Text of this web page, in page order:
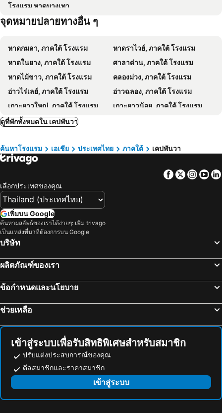
The Royal P Phuket
S.B. Living Place
Ramada Plaza by Wyndham Chao Fah
Wyndham Grand Nai Harn Beach Phuket
AJ Residence
Hotel IKON Phuket
Blu Monkey Bed & Breakfast Phuket
Phuket Emerald Beach Resort
Quip Bed & Breakfast
โรงแรมชิโน เฮาส์ ภูเก็ต
Mr. Ohs Sea View Villa Resort
โรงแรมแคนทารี เบย์ ภูเก็ต
The Pixel Panwa
ดาวิน่า บีช โฮม
X10 Seaview Suite Panwa Beach
Veranda Resort Phuket, Autograph Collection
Andaman Sea Best Pool Access and Villas
Hotel Rattana Residence
Montree Phuket Hotel
เดอะปาล์มเรสซิเดนซ์
Good Day Phuket Boutique Bed & Breakfast
โอเอซิส วิลล่า
บ้านหนึ่ง แอต กะทู้
กมลาภูใหญ่รีสอร์ท
สโมสรขี่ม้าภูเก็ตบางเทา
ซอยรมณีย์
อ่าวมาหยา
สวนสัตว์ภูเก็ต
เกาะห้อง
โรงแรม หาดบางเทา
จุดหมายปลายทางอื่น ๆ
หาดกมลา, ภาคใต้ โรงแรม
หาดราไวย์, ภาคใต้ โรงแรม
หาดในยาง, ภาคใต้ โรงแรม
ศาลาด่าน, ภาคใต้ โรงแรม
หาดไม้ขาว, ภาคใต้ โรงแรม
คลองม่วง, ภาคใต้ โรงแรม
อ่าวไร่เลย์, ภาคใต้ โรงแรม
อ่าวฉลอง, ภาคใต้ โรงแรม
เกาะยาวใหญ่, ภาคใต้ โรงแรม
เกาะยาวน้อย, ภาคใต้ โรงแรม
หาดกะตะน้อย, ภาคใต้ โรงแรม
หาดในทอน, ภาคใต้ โรงแรม
หาดในหาน, ภาคใต้ โรงแรม
เกาะนาคาใหญ่, ภาคใต้ โรงแรม
หน้าทอน, ภาคใต้ โรงแรม
หาดใหญ่, ภาคใต้ โรงแรม
สงขลา, ภาคใต้ โรงแรม
พัทลุง, ภาคใต้ โรงแรม
เกาะเหลาเหลียง, ภาคใต้ โรงแรม
เชียงใหม่, ภาคเหนือ โรงแรม
กาญจนบุรี, ภาคกลาง โรงแรม
ดูที่พักทั้งหมดใน เคปพันวา
ค้นหาโรงแรม เอเชีย ประเทศไทย ภาคใต้ เคปพันวา
Facebook
Twitter
เลือกประเทศของคุณ
เพิ่มบน Google
ค้นหาผลลัพธ์ของเราได้ง่ายๆ: เพิ่ม trivago
เป็นแหล่งที่มาที่ต้องการบน Google
บริษัท
ผลิตภัณฑ์ของเรา
ข้อกำหนดและนโยบาย
ช่วยเหลือ
เข้าสู่ระบบเพื่อรับสิทธิพิเศษสำหรับสมาชิก
ปรับแต่งประสบการณ์ของคุณ
ดีลสมาชิกและราคาสมาชิก
เข้าสู่ระบบ